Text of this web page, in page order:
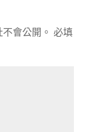
會公開。 必填